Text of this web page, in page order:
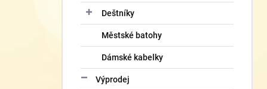
Deštníky
Městské batohy
Dámské kabelky
Výprodej